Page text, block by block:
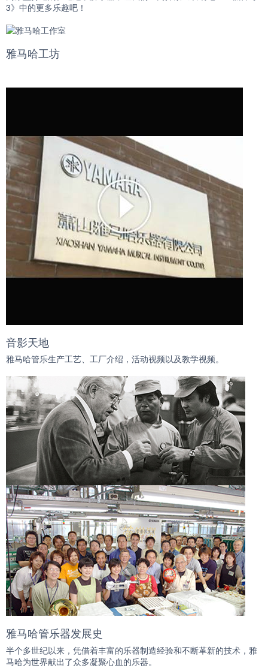
3》中的更多乐趣吧！
雅马哈工坊
音影天地
雅马哈管乐生产工艺、工厂介绍，活动视频以及教学视频。
雅马哈管乐器发展史
半个多世纪以来，凭借着丰富的乐器制造经验和不断革新的技术，雅
马哈为世界献出了众多凝聚心血的乐器。